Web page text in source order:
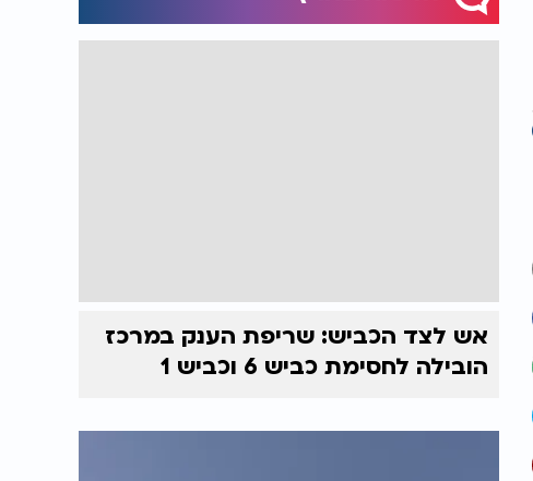
אש לצד הכביש: שריפת הענק במרכז
הובילה לחסימת כביש 6 וכביש 1